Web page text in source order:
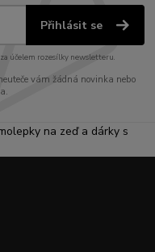
Přihlásit se
účelem rozesílky newsletteru.
vám žádná novinka nebo
na zeď a dárky s